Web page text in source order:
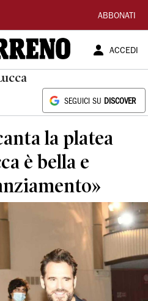
ABBONATI
ACCEDI
SEGUICI SU DISCOVER
la platea
è bella e